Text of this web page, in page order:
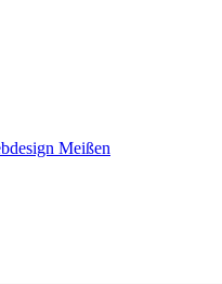
Meißen